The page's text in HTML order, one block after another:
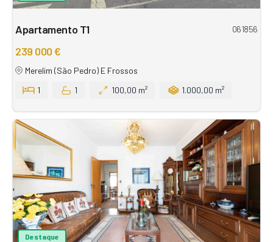
Apartamento T1 061856
239 000 €
Merelim (São Pedro) E Frossos
1
1 100,00 m² 1.000,00 m²
Destaque